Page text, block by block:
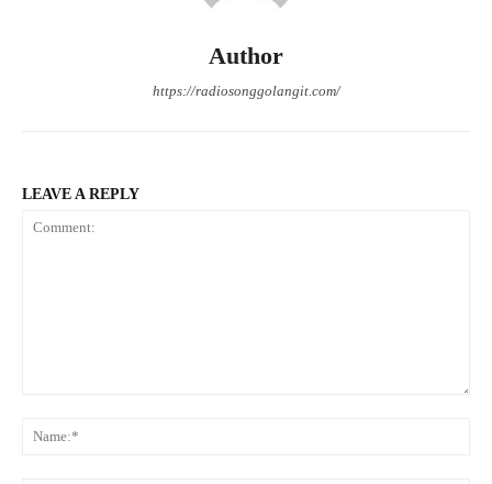
Author
https://radiosonggolangit.com/
LEAVE A REPLY